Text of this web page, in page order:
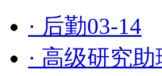
· 后勤03-14
· 高级研究助